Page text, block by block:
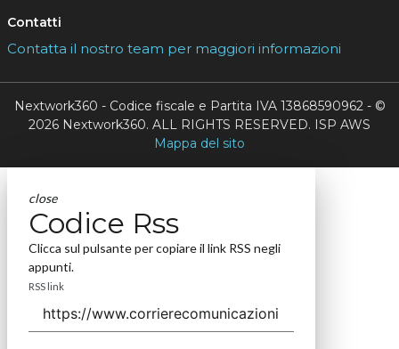
Contatti
Contatta il nostro team per maggiori informazioni
Nextwork360 - Codice fiscale e Partita IVA 13868590962 - ©
2026 Nextwork360. ALL RIGHTS RESERVED. ISP AWS
Mappa del sito
close
Codice Rss
Clicca sul pulsante per copiare il link RSS negli
appunti.
RSS link